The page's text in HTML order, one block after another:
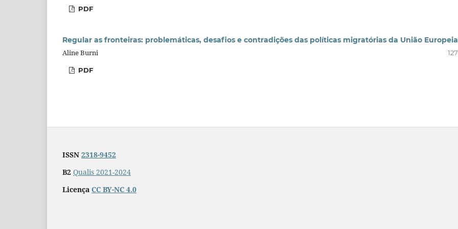
PDF
Regular as fronteiras: problemáticas, desafios e contradições das políticas migratórias da União Europeia
Aline Burni
PDF
ISSN 2318-9452
B2 Qualis 2021-2024
Licença CC BY-NC 4.0